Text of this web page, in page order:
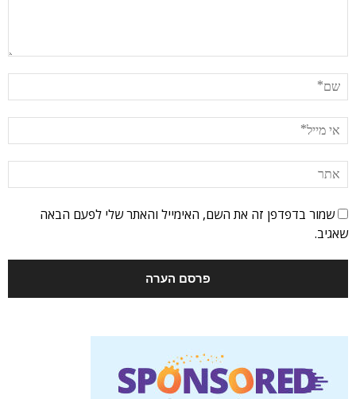
שמור בדפדפן זה את השם, האימייל והאתר שלי לפעם הבאה
שאגיב.